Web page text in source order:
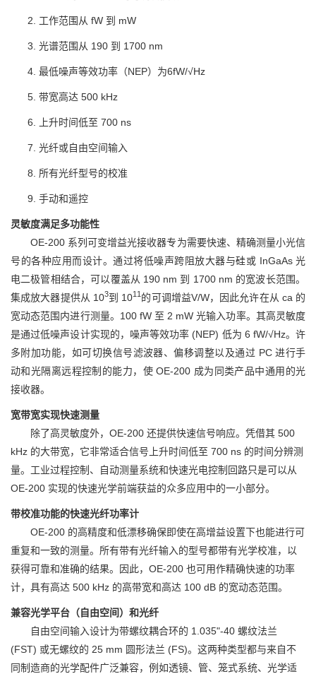
工作范围从 fW 到 mW
光谱范围从 190 到 1700 nm
最低噪声等效功率（NEP）为6fW/√Hz
带宽高达 500 kHz
上升时间低至 700 ns
光纤或自由空间输入
所有光纤型号的校准
手动和遥控
灵敏度满足多功能性
OE-200 系列可变增益光接收器专为需要快速、精确测量小光信
号的各种应用而设计。通过将低噪声跨阻放大器与硅或 InGaAs 光
电二极管相结合，可以覆盖从 190 nm 到 1700 nm 的宽波长范围。
集成放大器提供从 103到 1011 的可调增益V/W，因此允许在从 ca 的
宽动态范围内进行测量。100 fW 至 2 mW 光输入功率。其高灵敏度
是通过低噪声设计实现的，噪声等效功率 (NEP) 低为 6 fW/√Hz。许
多附加功能，如可切换信号滤波器、偏移调整以及通过 PC 进行手
动和光隔离远程控制的能力，使 OE-200 成为同类产品中通用的光
接收器。
宽带宽实现快速测量
除了高灵敏度外，OE-200 还提供快速信号响应。凭借其 500
kHz 的大带宽，它非常适合信号上升时间低至 700 ns 的时间分辨测
量。工业过程控制、自动测量系统和快速光电控制回路只是可以从
OE-200 实现的快速光学前端获益的众多应用中的一小部分。
带校准功能的快速光纤功率计
OE-200 的高精度和低漂移确保即使在高增益设置下也能进行可
重复和一致的测量。所有带有光纤输入的型号都带有光学校准，以
获得可靠和准确的结果。因此，OE-200 也可用作精确快速的功率
计，具有高达 500 kHz 的高带宽和高达 100 dB 的宽动态范围。
兼容光学平台（自由空间）和光纤
自由空间输入设计为带螺纹耦合环的 1.035"-40 螺纹法兰
(FST) 或无螺纹的 25 mm 圆形法兰 (FS)。这两种类型都与来自不
同制造商的光学配件广泛兼容，例如透镜、管、笼式系统、光学适